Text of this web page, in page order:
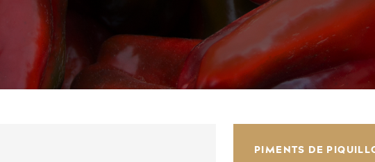
PIMENTS DE